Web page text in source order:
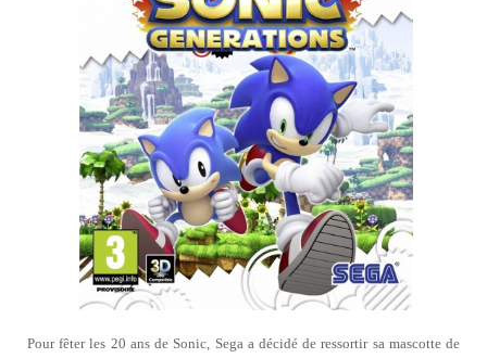
Pour fêter les 20 ans de Sonic, Sega a décidé de ressortir sa mascotte de